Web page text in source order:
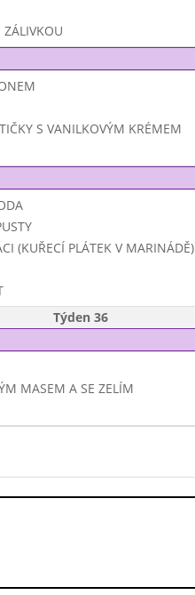
ZÁLIVKOU
S VANILKOVÝM KRÉMEM
(KUŘECÍ PLÁTEK V MARINÁDĚ)
Týden 36
MASEM A SE ZELÍM